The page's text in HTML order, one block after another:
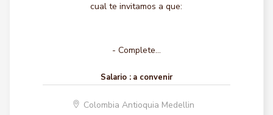
cual te invitamos a que:
- Complete...
Salario : a convenir
Colombia Antioquia Medellin